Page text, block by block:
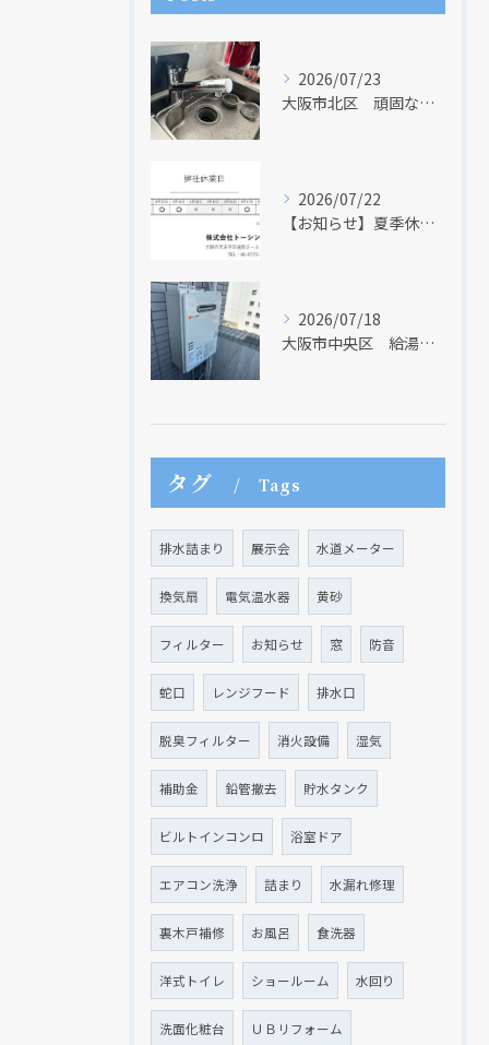
2026/07/23
大阪市北区 頑固な水アカはなかなか取れない・・・
2026/07/22
【お知らせ】夏季休業日のお知らせ【２０２６年】
2026/07/18
大阪市中央区 給湯器のリモコンが無くても、リモコンを設置する方法はあります
タグ Tags
排水詰まり 展示会 水道メーター
換気扇 電気温水器 黄砂
フィルター お知らせ 窓 防音
蛇口 レンジフード 排水口
脱臭フィルター 消火設備 湿気
補助金 鉛管撤去 貯水タンク
ビルトインコンロ 浴室ドア
エアコン洗浄 詰まり 水漏れ修理
裏木戸補修 お風呂 食洗器
洋式トイレ ショールーム 水回り
洗面化粧台 ＵＢリフォーム